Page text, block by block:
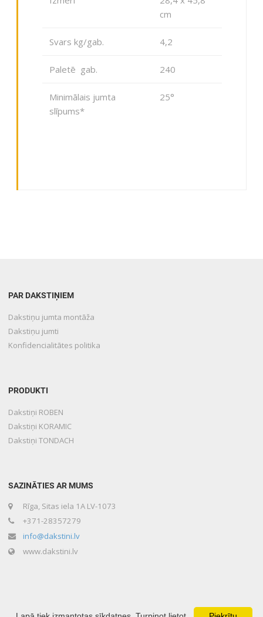
cm
Svars kg/gab. 4,2
Paletē gab. 240
Minimālais jumta
slīpums*
25°
PAR DAKSTIŅIEM
Dakstiņu jumta montāža
Dakstiņu jumti
Konfidencialitātes politika
PRODUKTI
Dakstiņi ROBEN
Dakstiņi KORAMIC
Dakstiņi TONDACH
SAZINĀTIES AR MUMS
Rīga, Sitas iela 1A LV-1073
+371-28357279
info@dakstini.lv
www.dakstini.lv